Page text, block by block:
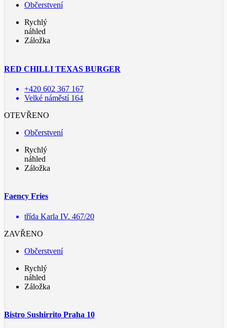
Občerstvení
Rychlý
náhled
Záložka
RED CHILLI TEXAS BURGER
+420 602 367 167
Velké náměstí 164
OTEVŘENO
Občerstvení
Rychlý
náhled
Záložka
Faency Fries
třída Karla IV. 467/20
ZAVŘENO
Občerstvení
Rychlý
náhled
Záložka
Bistro Sushirrito Praha 10